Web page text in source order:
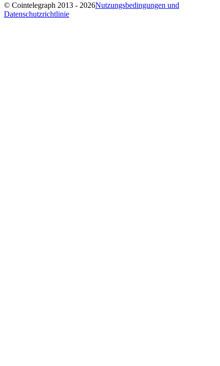
© Cointelegraph 2013 - 2026Nutzungsbedingungen und
Datenschutzrichtlinie